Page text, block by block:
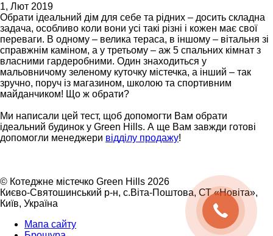
1, Лют 2019
Обрати ідеальний дім для себе та рідних – досить складна
задача, особливо коли вони усі такі різні і кожен має свої
переваги. В одному – велика тераса, в іншому – вітальня зі
справжнім каміном, а у третьому – аж 5 спальних кімнат з
власними гардеробними. Один знаходиться у
мальовничому зеленому куточку містечка, а інший – так
зручно, поруч із магазином, школою та спортивним
майданчиком! Що ж обрати?
Ми написали цей тест, щоб допомогти Вам обрати
ідеальний будинок у Green Hills. А ще Вам завжди готові
допомогли менеджери відділу продажу!
© Котеджне містечко Green Hills 2026
Києво-Святошинський р-н, с.Віта-Поштова, СТ «Новіта»,
Київ, Україна
Мапа сайту